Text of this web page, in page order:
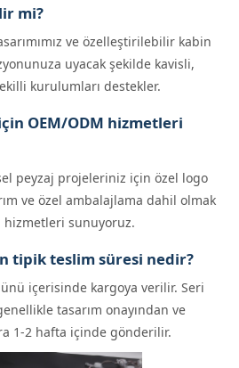
mi?
ve özelleştirilebilir kabin
uyacak şekilde kavisli,
kurulumları destekler.
OEM/ODM hizmetleri
peyzaj projeleriniz için özel logo
ve özel ambalajlama dahil olmak
hizmetleri sunuyoruz.
tipik teslim süresi nedir?
içerisinde kargoya verilir. Seri
tasarım onayından ve
1-2 hafta içinde gönderilir.